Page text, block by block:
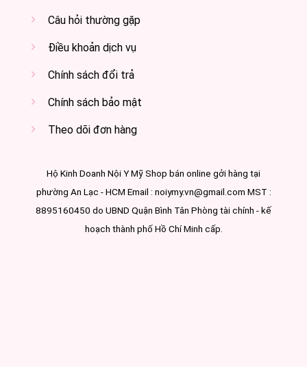
Câu hỏi thường gặp
Điều khoản dịch vụ
Chính sách đổi trả
Chính sách bảo mật
Theo dõi đơn hàng
Hộ Kinh Doanh Nội Y Mỹ Shop bán online gởi hàng tại
phường An Lạc - HCM Email : noiymy.vn@gmail.com MST :
8895160450 do UBND Quận Bình Tân Phòng tài chính - kế
hoạch thành phố Hồ Chí Minh cấp.